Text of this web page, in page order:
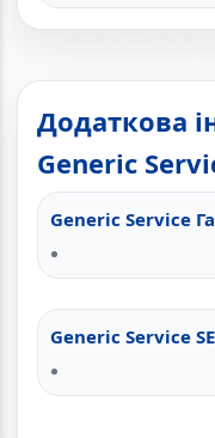
Додаткова
Generic
Generic Service
Generic Service